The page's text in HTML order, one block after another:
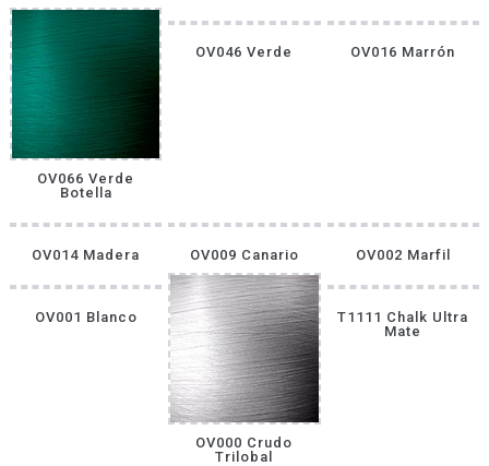
OV066 Verde
Botella
OV046 Verde OV016 Marrón
OV014 Madera OV009 Canario OV002 Marfil
OV001 Blanco
OV000 Crudo
Trilobal
T1111 Chalk Ultra
Mate